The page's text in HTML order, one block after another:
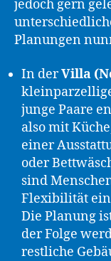
jedoch gern
Planungen
In derVilla
junge Paare
also mit
einer
oder
sind
Flexibilität
Die Planung
der Folge
restliche